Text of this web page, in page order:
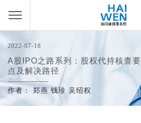
2022-07-18
A股IPO之路系列：股权代持核查要
点及解决路径
作者： 郑燕 钱珍 吴绍权